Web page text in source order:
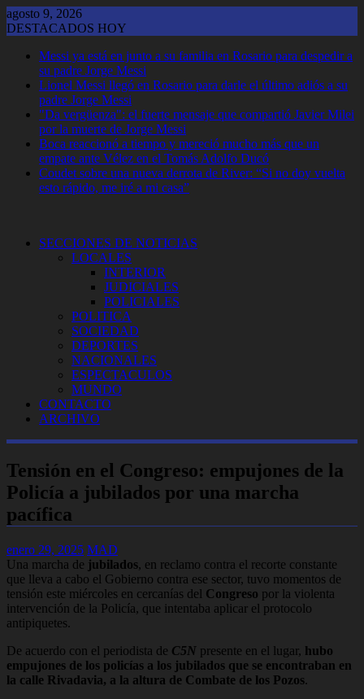
Saltar
al
agosto 9, 2026
DESTACADOS HOY
Messi ya está en junto a su familia en Rosario para despedir a
su padre Jorge Messi
Lionel Messi llegó en Rosario para darle el último adiós a su
padre Jorge Messi
"Da vergüenza": el fuerte mensaje que compartió Javier Milei
por la muerte de Jorge Messi
Boca reaccionó a tiempo y mereció mucho más que un
empate ante Vélez en el Tomás Adolfo Ducó
Coudet sobre una nueva derrota de River: “Si no doy vuelta
esto rápido, me iré a mi casa”
SECCIONES DE NOTICIAS
LOCALES
INTERIOR
JUDICIALES
POLICIALES
POLITICA
SOCIEDAD
DEPORTES
NACIONALES
ESPECTACULOS
MUNDO
CONTACTO
ARCHIVO
Tensión en el Congreso: empujones de la
Policía a jubilados por una marcha
pacífica
enero 29, 2025 MAD
Una marcha de jubilados, en reclamo contra el recorte constante
que lleva a cabo el Gobierno contra ese sector, tuvo momentos de
tensión este miércoles en cercanías del Congreso por la violenta
intervención de la Policía, que intentaba aplicar el protocolo
antipiquetes.
De acuerdo con el periodista de C5N presente en el lugar, hubo
empujones de los policías a los jubilados que se encontraban en
la calle Rivadavia, a la altura de Combate de los Pozos.